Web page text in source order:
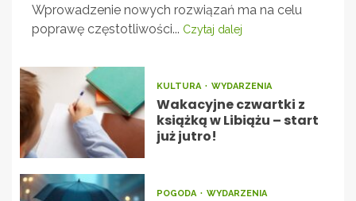
Wprowadzenie nowych rozwiązań ma na celu
poprawę częstotliwości... Czytaj dalej
KULTURA WYDARZENIA
Wakacyjne czwartki z
książką w Libiążu – start
już jutro!
POGODA WYDARZENIA